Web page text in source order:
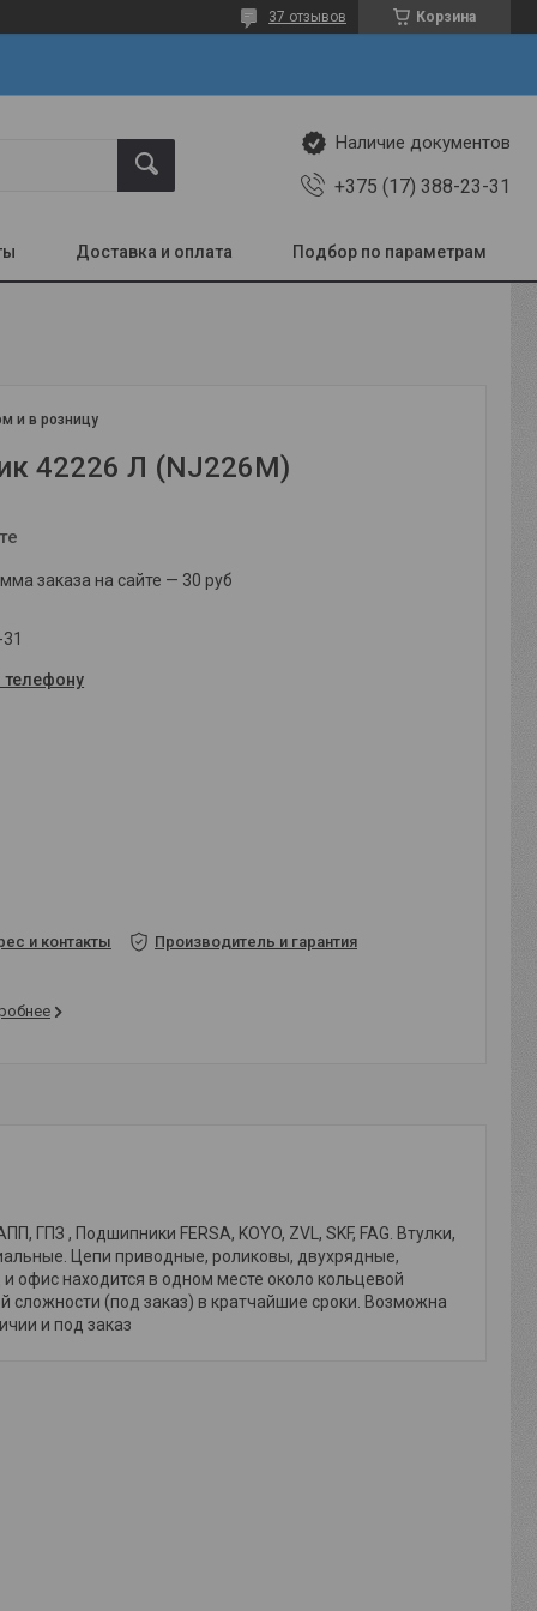
Корзина
37 отзывов
Наличие документов
+375 (17) 388-23-31
Доставка и оплата Подбор по параметрам
и в розницу
42226 Л (NJ226M)
заказа на сайте — 30 руб
телефону
и контакты Производитель и гарантия
, Подшипники FERSA, KOYO, ZVL, SKF, FAG. Втулки,
Цепи приводные, роликовы, двухрядные,
находится в одном месте около кольцевой
(под заказ) в кратчайшие сроки. Возможна
и под заказ